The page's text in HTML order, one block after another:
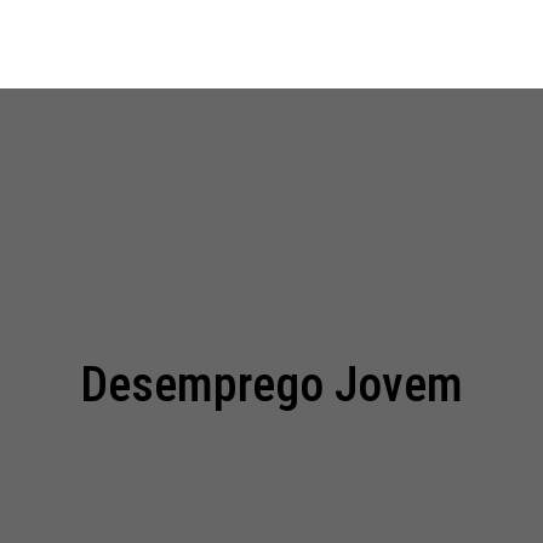
Desemprego Jovem